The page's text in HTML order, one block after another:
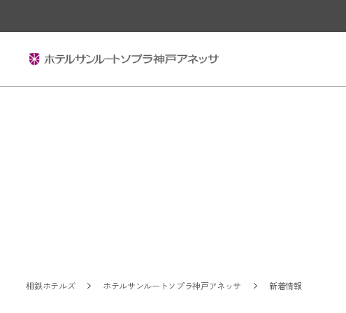
相鉄ホテルズ ホテルサンルートソプラ神戸アネッサ 新着情報